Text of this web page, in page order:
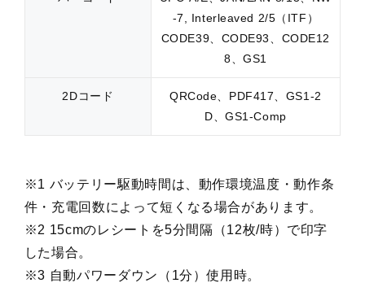
-7, Interleaved 2/5（ITF）
CODE39、CODE93、CODE12
8、GS1
2Dコード
QRCode、PDF417、GS1-2
D、GS1-Comp
※1 バッテリー駆動時間は、動作環境温度・動作条
件・充電回数によって短くなる場合があります。
※2 15cmのレシートを5分間隔（12枚/時）で印字
した場合。
※3 自動パワーダウン（1分）使用時。